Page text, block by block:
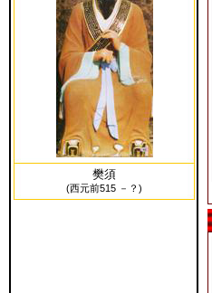
樊須
(西元前515 －？)